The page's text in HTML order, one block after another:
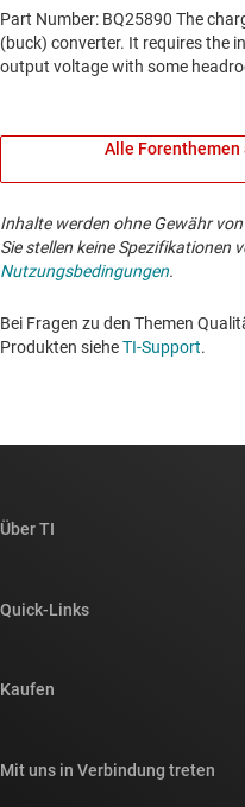
Alle Forenthemen
Inhalte werden ohne Gewähr
Sie stellen keine Spezifikationen
Nutzungsbedingungen.
Bei Fragen zu den Themen
Produkten sieheTI-Support. ​​​​​​​​​​​​​​
Über TI
Newsroom
Quick-Links
Querverweis-Suche
Kaufen
Mit uns in Verbindung treten